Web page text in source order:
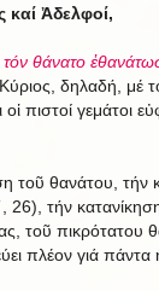
καί Ἀδελφοί,
θάνατο
δηλαδή, μέ
οἱ πιστοί γεμάτοι
τοῦ θανάτου, τήν
26), τήν
τοῦ πικρότατου
πλέον γιά